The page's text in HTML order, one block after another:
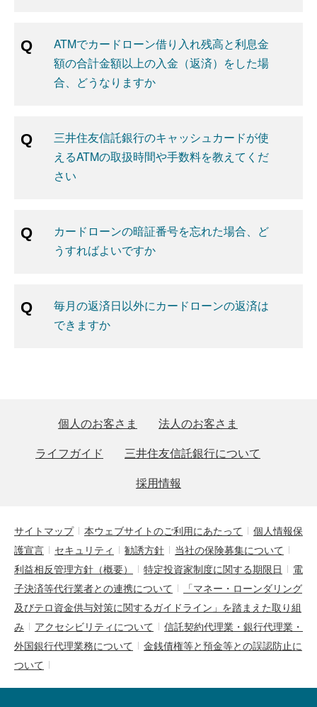
ATMでカードローン借り入れ残高と利息金
額の合計金額以上の入金（返済）をした場
合、どうなりますか
三井住友信託銀行のキャッシュカードが使
えるATMの取扱時間や手数料を教えてくだ
さい
カードローンの暗証番号を忘れた場合、ど
うすればよいですか
毎月の返済日以外にカードローンの返済は
できますか
個人のお客さま
法人のお客さま
ライフガイド
三井住友信託銀行について
採用情報
サイトマップ 本ウェブサイトのご利用にあたって
個人情報保
護宣言
セキュリティ 勧誘方針
当社の保険募集について
利益相反管理方針（概要）
特定投資家制度に関する期限日
電
子決済等代行業者との連携について
「マネー・ローンダリング
及びテロ資金供与対策に関するガイドライン」を踏まえた取り組
み
アクセシビリティについて
信託契約代理業・銀行代理業・
外国銀行代理業務について
金銭債権等と預金等との誤認防止に
ついて